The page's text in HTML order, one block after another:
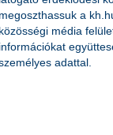
egy évvel
megoszthassuk a
közösségi média
információkat
adattal.